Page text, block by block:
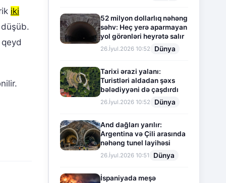
iki
qeyd
52 milyon dollarlıq nəhəng
səhv: Heç yerə aparmayan
yol görənləri heyrətə salır
26.İyul.2026 10:52 Dünya
Tarixi ərazi yalanı:
Turistləri aldadan şəxs
bələdiyyəni də çaşdırdı
26.İyul.2026 10:52 Dünya
And dağları yarılır:
Argentina və Çili arasında
nəhəng tunel layihəsi
26.İyul.2026 10:51 Dünya
İspaniyada meşə